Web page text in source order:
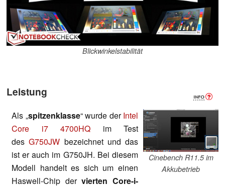
Blickwinkelstabilität
Leistung
Cinebench R11.5 im
Akkubetrieb
Als „spitzenklasse“ wurde derIntel
Core i7 4700HQ im Test
desG750JW bezeichnet und das
ist er auch im G750JH. Bei diesem
Modell handelt es sich um einen
Haswell-Chip dervierten Core-i-